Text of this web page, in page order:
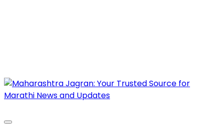
Maharashtra Jagran : Your Trusted Companion